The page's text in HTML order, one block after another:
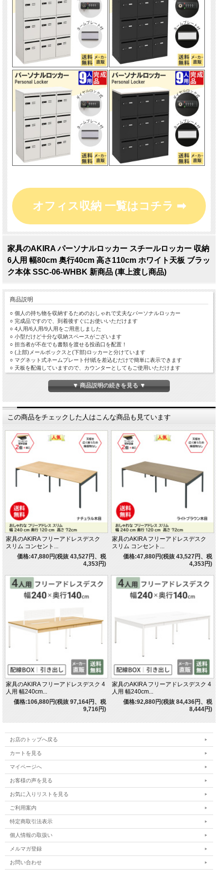
オフィス収納 一覧はコチラ ➡
家具のAKIRA パーソナルロッカー スチールロッカー 収納
6人用 幅80cm 奥行40cm 高さ110cm ホワイト天板 ブラッ
ク本体 SSC-06-WHBK 新商品 (車上渡し商品)
商品説明
○ 個人の持ち物を収納するためのおしゃれで丈夫なパーソナルロッカー
○ 完成品ですので、到着後すぐにお使いいただけます
○ 4人用/6人用/9人用をご用意しました
○ 小型だけど十分な収納スペースがございます
○ 担当者が不在でも書類を渡せる投函口を配置！
○ (上部)メールボックスと(下部)ロッカーと分けています
○ マグネット式ネームプレート付!紙を差込むだけで簡単に表示できます
○ 天板を配備していますので、カウンターとしてもご使用いただけます
○ ダイヤル式の鍵を採用しているため、簡単に施錠/解錠が可能です
○ 床の凸凹にも対応可能なアジャスターを標準装備
○ 最も使いやすいサイズ 幅800×奥行400×高さ1100mmを採用しています
○ 天板は清潔感のあるホワイトと暖かみのあるナチュラル木目の2色と
本体はシンプルなホワイトにシックで落ち着きのあるブラックの2色の
合計4種類からお選びいただけます
▼ 商品説明の続きを見る ▼
この商品をチェックした人はこんな商品も見ています
家具のAKIRA フリーアドレスデスク
スリム コンセント...
価格:47,880円(税抜 43,527円、税
4,353円)
家具のAKIRA フリーアドレスデスク
スリム コンセント...
価格:47,880円(税抜 43,527円、税
4,353円)
家具のAKIRA フリーアドレスデスク 4
人用 幅240cm...
価格:106,880円(税抜 97,164円、税
9,716円)
家具のAKIRA フリーアドレスデスク 4
人用 幅240cm...
価格:92,880円(税抜 84,436円、税
8,444円)
お店のトップへ戻る
カートを見る
マイページへ
お客様の声を見る
お気に入りリストを見る
ご利用案内
特定商取引法表示
個人情報の取扱い
メルマガ登録
お問い合わせ